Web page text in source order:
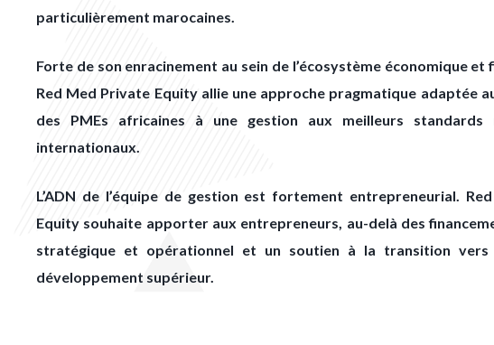
particulièrement marocaines.
Forte de son enracinement au sein de l’écosystème économique et
Red Med Private Equity allie une approche pragmatique adaptée
des PMEs africaines à une gestion aux meilleurs standards
internationaux.
L’ADN de l’équipe de gestion est fortement entrepreneurial.
Equity souhaite apporter aux entrepreneurs, au-delà des
stratégique et opérationnel et un soutien à la transition
développement supérieur.